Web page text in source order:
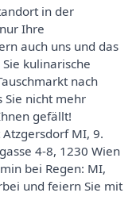
in der
Ihre
auch uns und das
kulinarische
nach
Sie nicht mehr
gefällt!
MI, 9.
4-8, 1230 Wien
bei Regen: MI,
und feiern Sie mit